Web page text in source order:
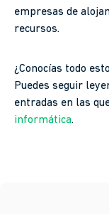
empresas de
recursos.
¿Conocías todo
Puedes seguir
entradas en las
informática.